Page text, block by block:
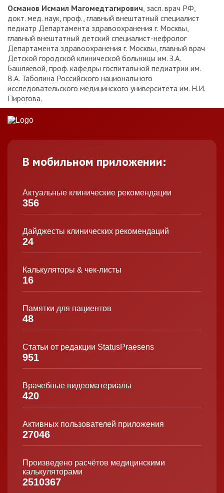
Османов Исмаил Магомедтагирович , засл. врач РФ,
докт. мед. наук, проф., главный внештатный специалист
педиатр Департамента здравоохранения г. Москвы,
главный внештатный детский специалист-нефролог
Департамента здравоохранения г. Москвы, главный врач
Детской городской клинической больницы им. З.А.
Башляевой, проф. кафедры госпитальной педиатрии им.
В.А. Таболина Российского национального
исследовательского медицинского университета им. Н.И.
Пирогова.
В мобильном приложении:
Актуальные клинические рекомендации
356
Дайджесты клинических рекомендаций
24
Калькуляторы & чек-листы
16
Памятки для пациентов
48
Статьи от редакции StatusPraesens
951
Врачебные видеоматериалы
420
Активных пользователей приложения
27046
Произведено расчётов медицинскими
калькуляторами
2510367